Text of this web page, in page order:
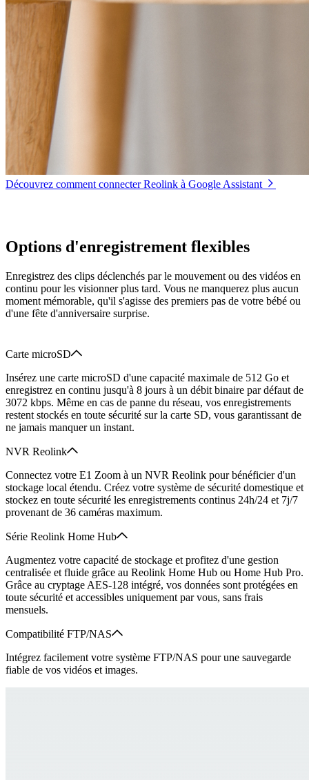
Découvrez comment connecter Reolink à Google Assistant
Options d'enregistrement flexibles
Enregistrez des clips déclenchés par le mouvement ou des vidéos en
continu pour les visionner plus tard. Vous ne manquerez plus aucun
moment mémorable, qu'il s'agisse des premiers pas de votre bébé ou
d'une fête d'anniversaire surprise.
Carte microSD
Insérez une carte microSD d'une capacité maximale de 512 Go et
enregistrez en continu jusqu'à 8 jours à un débit binaire par défaut de
3072 kbps. Même en cas de panne du réseau, vos enregistrements
restent stockés en toute sécurité sur la carte SD, vous garantissant de
ne jamais manquer un instant.
NVR Reolink
Connectez votre E1 Zoom à un NVR Reolink pour bénéficier d'un
stockage local étendu. Créez votre système de sécurité domestique et
stockez en toute sécurité les enregistrements continus 24h/24 et 7j/7
provenant de 36 caméras maximum.
Série Reolink Home Hub
Augmentez votre capacité de stockage et profitez d'une gestion
centralisée et fluide grâce au Reolink Home Hub ou Home Hub Pro.
Grâce au cryptage AES-128 intégré, vos données sont protégées en
toute sécurité et accessibles uniquement par vous, sans frais
mensuels.
Compatibilité FTP/NAS
Intégrez facilement votre système FTP/NAS pour une sauvegarde
fiable de vos vidéos et images.